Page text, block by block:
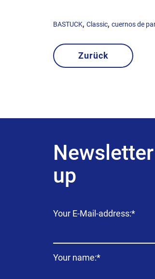
BASTUCK, Classic, cuernos de
Zurück
up
Campo
Your E-Mail-address:*
Campo
Your name:*